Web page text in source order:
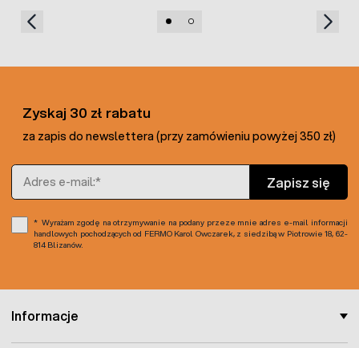
Informacje
Zyskaj 30 zł rabatu
za zapis do newslettera (przy zamówieniu powyżej 350 zł)
Adres e-mail
Zapisz się
Wyrażam zgodę na otrzymywanie na podany przeze mnie adres e-mail informacji
handlowych pochodzących od FERMO Karol Owczarek, z siedzibą w Piotrowie 18, 62-
814 Blizanów.